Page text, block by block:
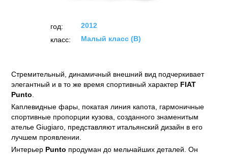
год:
2012
класс:
Малый класс (B)
Стремительный, динамичный внешний вид подчеркивает
элегантный и в то же время спортивный характер FIAT
Punto
Каплевидные фары, покатая линия капота, гармоничные
спортивные пропорции кузова, созданного знаменитым
ателье Giugiaro, представляют итальянский дизайн в его
лучшем проявлении.
Интерьер Punto продуман до мельчайших деталей. Он